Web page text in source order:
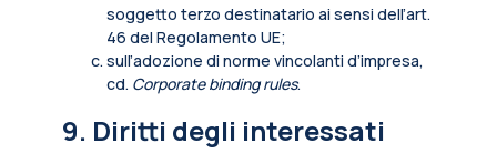
soggetto terzo destinatario ai sensi dell’art.
46 del Regolamento UE;
sull’adozione di norme vincolanti d’impresa,
cd. Corporate binding rules.
9. Diritti degli interessati